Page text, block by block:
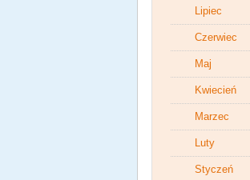
Lipiec
Czerwiec
Maj
Kwiecień
Marzec
Luty
Styczeń